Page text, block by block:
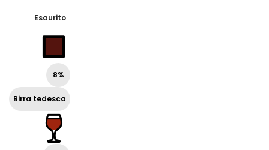
Esaurito
8%
Birra tedesca